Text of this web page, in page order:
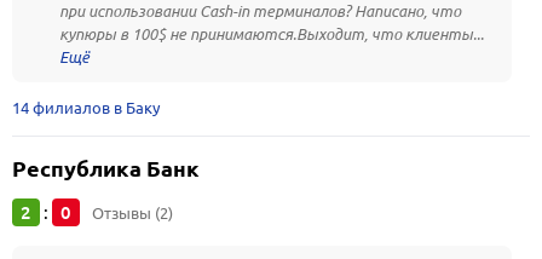
при использовании Cash-in терминалов? Написано, что
купюры в 100$ не принимаются.Выходит, что клиенты...
14 филиалов в Баку
Республика Банк
2 : 0 Отзывы (2)